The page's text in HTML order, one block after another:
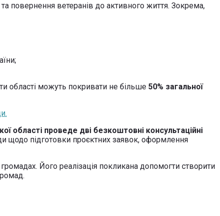
та повернення ветеранів до активного життя. Зокрема,
області можуть покривати не більше 50% загальної
області проведе дві безкоштовні консультаційні
щодо підготовки проєктних заявок, оформлення
Його реалізація покликана допомогти створити